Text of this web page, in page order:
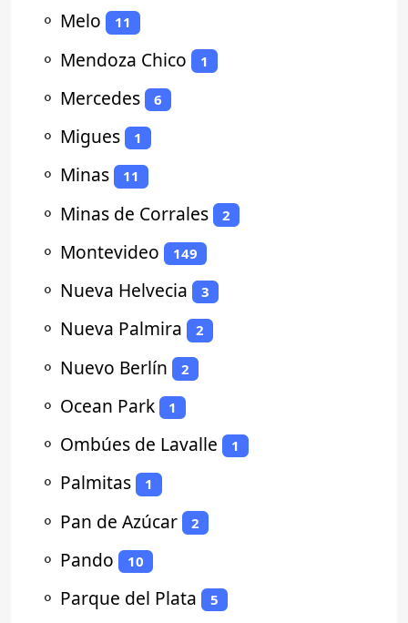
⚬ Melo 11
⚬ Mendoza Chico 1
⚬ Mercedes 6
⚬ Migues 1
⚬ Minas 11
⚬ Minas de Corrales 2
⚬ Montevideo 149
⚬ Nueva Helvecia 3
⚬ Nueva Palmira 2
⚬ Nuevo Berlín 2
⚬ Ocean Park 1
⚬ Ombúes de Lavalle 1
⚬ Palmitas 1
⚬ Pan de Azúcar 2
⚬ Pando 10
⚬ Parque del Plata 5